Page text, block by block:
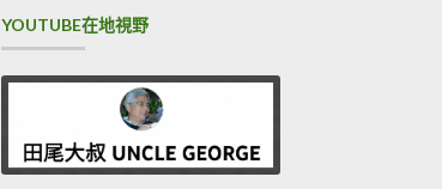
YOUTUBE在地視野